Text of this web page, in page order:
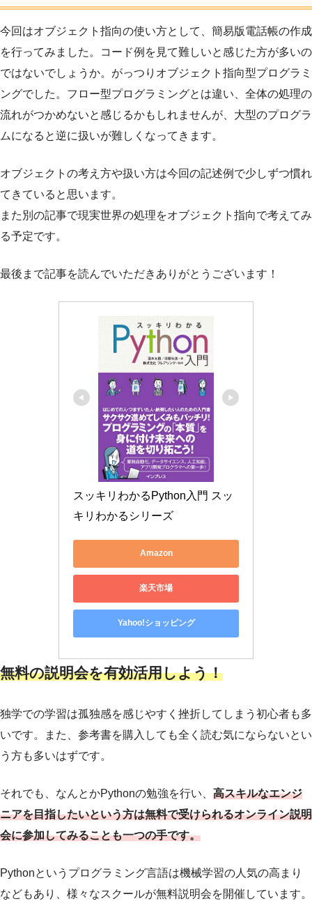
今回はオブジェクト指向の使い方として、簡易版電話帳の作成
を行ってみました。コード例を見て難しいと感じた方が多いの
ではないでしょうか。がっつりオブジェクト指向型プログラミ
ングでした。フロー型プログラミングとは違い、全体の処理の
流れがつかめないと感じるかもしれませんが、大型のプログラ
ムになると逆に扱いが難しくなってきます。
オブジェクトの考え方や扱い方は今回の記述例で少しずつ慣れ
てきていると思います。
また別の記事で現実世界の処理をオブジェクト指向で考えてみ
る予定です。
最後まで記事を読んでいただきありがとうございます！
スッキリわかるPython入門 スッ
キリわかるシリーズ
Amazon
楽天市場
Yahoo!ショッピング
無料の説明会を有効活用しよう！
独学での学習は孤独感を感じやすく挫折してしまう初心者も多
いです。また、参考書を購入しても全く読む気にならないとい
う方も多いはずです。
それでも、なんとかPythonの勉強を行い、 高スキルなエンジ
ニアを目指したいという方は無料で受けられるオンライン説明
会に参加してみることも一つの手です。
Pythonというプログラミング言語は機械学習の人気の高まり
などもあり、様々なスクールが無料説明会を開催しています。